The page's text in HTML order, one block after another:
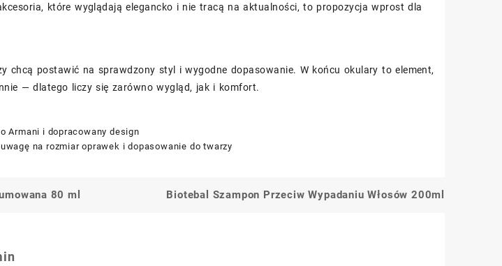
które wyglądają elegancko i nie tracą na aktualności, to propozycja wprost dla
chcą postawić na sprawdzony styl i wygodne dopasowanie. W końcu okulary to element,
— dlatego liczy się zarówno wygląd, jak i komfort.
Armani i dopracowany design
na rozmiar oprawek i dopasowanie do twarzy
80 ml Biotebal Szampon Przeciw Wypadaniu Włosów 200ml